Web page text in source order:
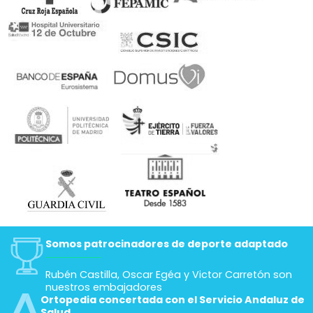
Somos patrocinadores de deporte adaptado
Rubén Castilla, Oscar Egéa y Victor Carretón son
nuestros embajadores
Ortopedia concertada con el Servicio Andaluz de